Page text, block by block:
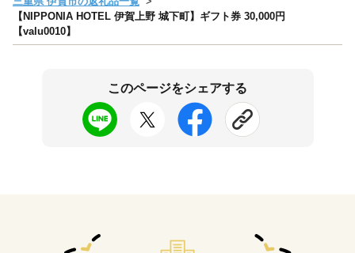
【NIPPONIA HOTEL 伊賀上野 城下町】ギフト券 30,000円
【valu0010】
このページをシェアする